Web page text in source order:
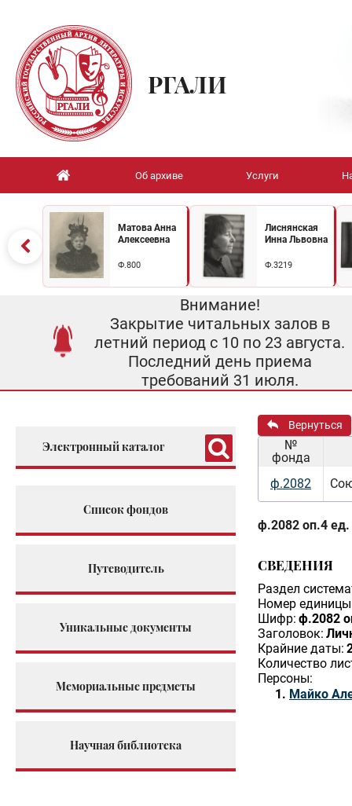
РГАЛИ
Об архиве Услуги
Матова Анна
Алексеевна
Ф.800
Лиснянская
Инна Львовна
Ф.3219
Внимание!
Закрытие читальных залов в
летний период с 10 по 23 августа.
Последний день приема
требований 31 июля.
Электронный каталог
Список фондов
Путеводитель
Уникальные документы
Мемориальные предметы
Научная библиотека
Вернуться
№
фонда
ф.2082
ф.2082 оп.4 ед.
СВЕДЕНИЯ
Раздел
Номер единицы
Шифр: ф.2082
Заголовок:
Крайние даты:
Количество
Персоны:
Майко